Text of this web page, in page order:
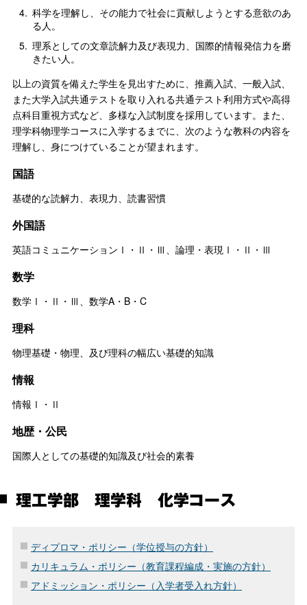
4. 科学を理解し、その能力で社会に貢献しようとする意欲のあ
る人。
5. 理系としての文章読解力及び表現力、国際的情報発信力を磨
きたい人。
以上の資質を備えた学生を見出すために、推薦入試、一般入試、
また大学入試共通テストを取り入れる共通テスト利用方式や高得
点科目重視方式など、多様な入試制度を採用しています。また、
理学科物理学コースに入学するまでに、次のような教科の内容を
理解し、身につけていることが望まれます。
国語
基礎的な読解力、表現力、読書習慣
外国語
英語コミュニケーションⅠ・Ⅱ・Ⅲ、論理・表現Ⅰ・Ⅱ・Ⅲ
数学
数学Ⅰ・Ⅱ・Ⅲ、数学A・B・C
理科
物理基礎・物理、及び理科の幅広い基礎的知識
情報
情報Ⅰ・Ⅱ
地歴・公民
国際人としての基礎的知識及び社会的素養
理工学部 理学科 化学コース
ディプロマ・ポリシー（学位授与の方針）
カリキュラム・ポリシー（教育課程編成・実施の方針）
アドミッション・ポリシー（入学者受入れ方針）